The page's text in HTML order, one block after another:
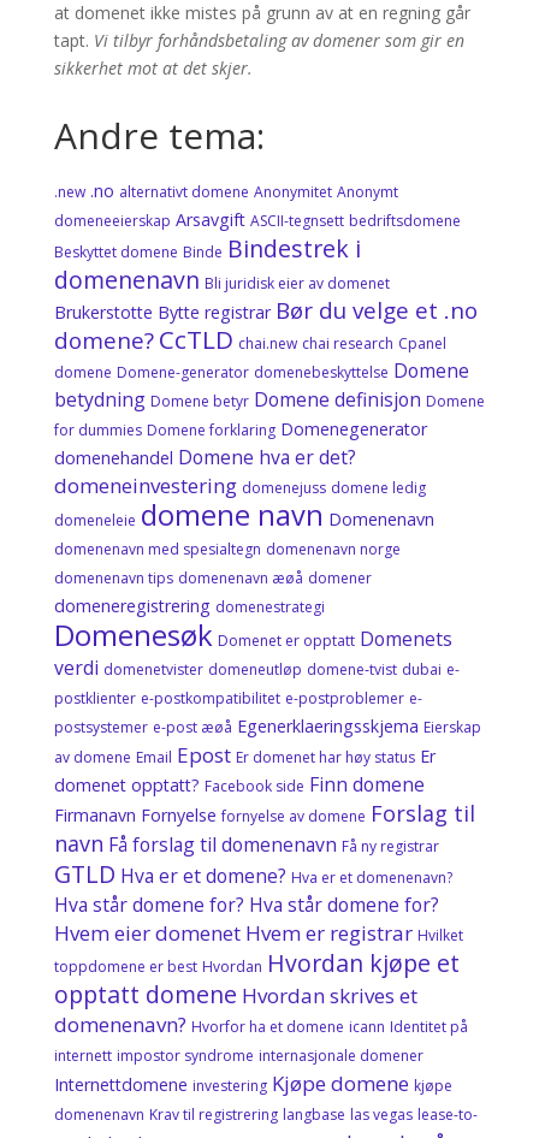
at domenet ikke mistes på grunn av at en regning går
tapt. Vi tilbyr forhåndsbetaling av domener som gir en
sikkerhet mot at det skjer.
Andre tema:
.new .no alternativt domene Anonymitet Anonymt
domeneeierskap Arsavgift ASCII-tegnsett bedriftsdomene
Beskyttet domene Binde Bindestrek i
domenenavn Bli juridisk eier av domenet
Brukerstotte Bytte registrar Bør du velge et .no
domene? CcTLD chai.new chai research Cpanel
domene Domene-generator domenebeskyttelse Domene
betydning Domene betyr Domene definisjon Domene
for dummies Domene forklaring Domenegenerator
domenehandel Domene hva er det?
domeneinvestering domenejuss domene ledig
domeneleie domene navn Domenenavn
domenenavn med spesialtegn domenenavn norge
domenenavn tips domenenavn æøå domener
domeneregistrering domenestrategi
Domenesøk Domenet er opptatt Domenets
verdi domenetvister domeneutløp domene‑tvist dubai e-
postklienter e-postkompatibilitet e-postproblemer e-
postsystemer e-post æøå Egenerklaeringsskjema Eierskap
av domene Email Epost Er domenet har høy status Er
domenet opptatt? Facebook side Finn domene
Firmanavn Fornyelse fornyelse av domene Forslag til
navn Få forslag til domenenavn Få ny registrar
GTLD Hva er et domene? Hva er et domenenavn?
Hva står domene for? Hva står domene for?
Hvem eier domenet Hvem er registrar Hvilket
toppdomene er best Hvordan Hvordan kjøpe et
opptatt domene Hvordan skrives et
domenenavn? Hvorfor ha et domene icann Identitet på
internett impostor syndrome internasjonale domener
Internettdomene investering Kjøpe domene kjøpe
domenenavn Krav til registrering langbase las vegas lease-to-